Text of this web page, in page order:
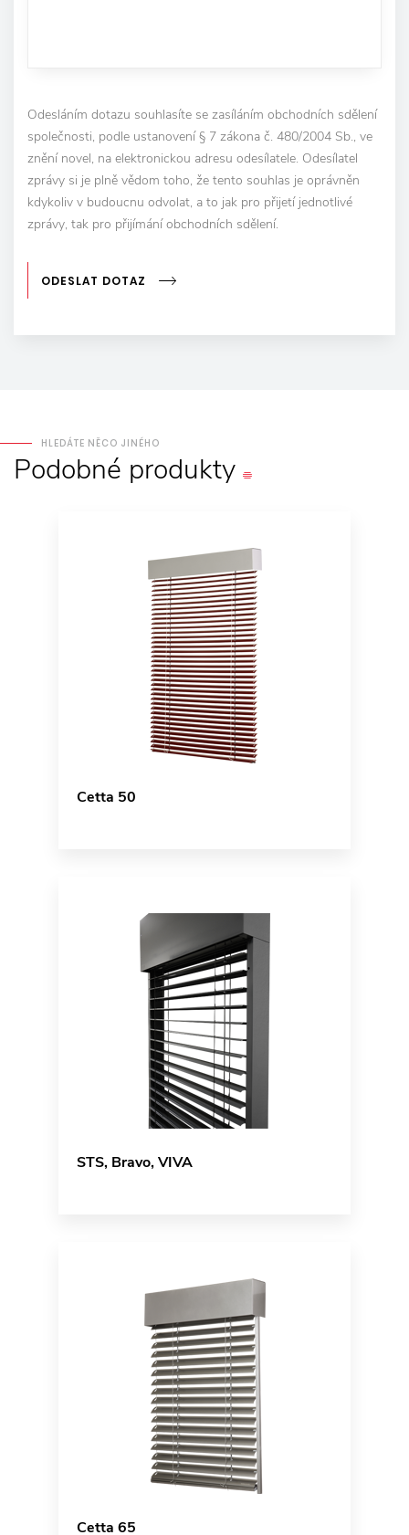
Odesláním dotazu souhlasíte se zasíláním obchodních sdělení
společnosti, podle ustanovení § 7 zákona č. 480/2004 Sb., ve
znění novel, na elektronickou adresu odesílatele. Odesílatel
zprávy si je plně vědom toho, že tento souhlas je oprávněn
kdykoliv v budoucnu odvolat, a to jak pro přijetí jednotlivé
zprávy, tak pro přijímání obchodních sdělení.
ODESLAT DOTAZ
HLEDÁTE NĚCO JINÉHO
Podobné produkty
Cetta 50
STS, Bravo, VIVA
Cetta 65